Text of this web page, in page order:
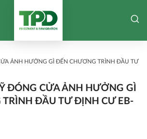
ẢNH HƯỞNG GÌ ĐẾN CHƯƠNG TRÌNH ĐẦU TƯ
ĐÓNG CỬA ẢNH HƯỞNG GÌ
ĐẦU TƯ ĐỊNH CƯ EB-